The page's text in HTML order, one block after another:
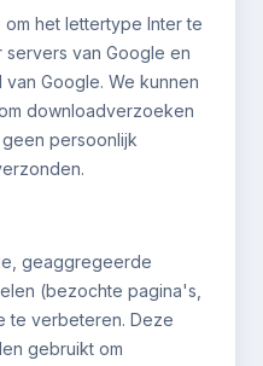
het lettertype Inter te
servers van Google en
Google. We kunnen
downloadverzoeken
persoonlijk
geaggregeerde
(bezochte pagina's,
te verbeteren. Deze
gebruikt om